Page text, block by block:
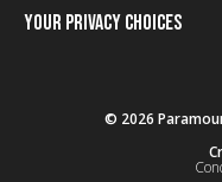
YOUR PRIVACY CHOICES
© 2026